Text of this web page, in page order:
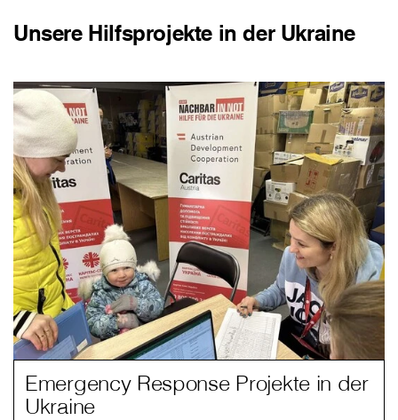
Unsere Hilfsprojekte in der Ukraine
Emergency Response Projekte in der
Ukraine